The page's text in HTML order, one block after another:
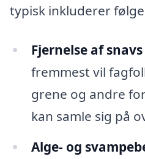
typisk inkluderer
Fjernelse af
fremmest vil
grene og andre
kan samle sig på
Alge- og